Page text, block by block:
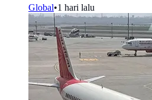
Global•1 hari lalu